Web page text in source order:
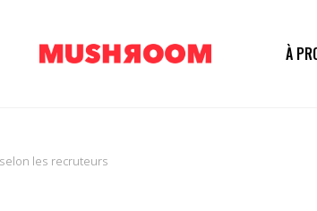
À
les recruteurs